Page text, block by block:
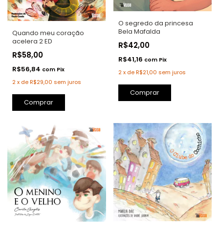
Quando meu coração
acelera 2 ED
R$58,00
R$56,84 com Pix
2x deR$29,00 sem juros
Comprar
O segredo da princesa
Bela Mafalda
R$42,00
R$41,16 com Pix
2 x deR$21,00 sem juros
Comprar